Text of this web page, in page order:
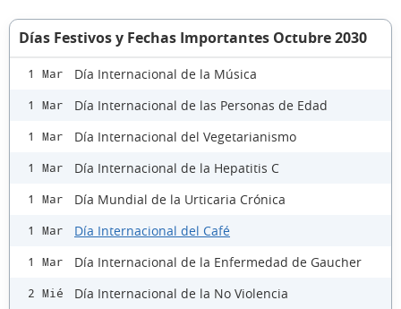
Días Festivos y Fechas Importantes Octubre 2030
1 Mar Día Internacional de la Música
1 Mar Día Internacional de las Personas de Edad
1 Mar Día Internacional del Vegetarianismo
1 Mar Día Internacional de la Hepatitis C
1 Mar Día Mundial de la Urticaria Crónica
1 Mar Día Internacional del Café
1 Mar Día Internacional de la Enfermedad de Gaucher
2 Mié Día Internacional de la No Violencia